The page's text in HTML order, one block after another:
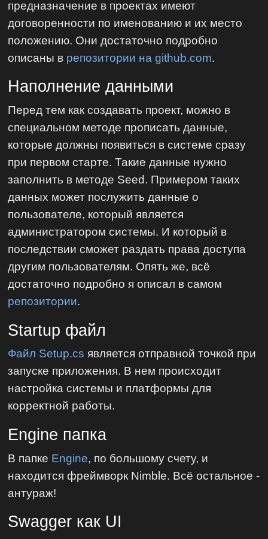
предназначение в проектах имеют
договоренности по именованию и их место
положению. Они достаточно подробно
описаны в репозитории на github.com.
Наполнение данными
Перед тем как создавать проект, можно в
специальном методе прописать данные,
которые должны появиться в системе сразу
при первом старте. Такие данные нужно
заполнить в методе Seed. Примером таких
данных может послужить данные о
пользователе, который является
администратором системы. И который в
последствии сможет раздать права доступа
другим пользователям. Опять же, всё
достаточно подробно я описал в самом
репозитории.
Startup файл
Файл Setup.cs является отправной точкой при
запуске приложения. В нем происходит
настройка системы и платформы для
корректной работы.
Engine папка
В папке Engine, по большому счету, и
находится фреймворк Nimble. Всё остальное -
антураж!
Swagger как UI